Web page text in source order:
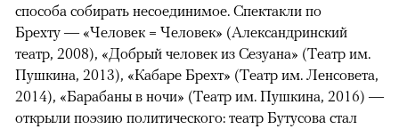
способа собирать несоединимое. Спектакли по
Брехту — «Человек = Человек» (Александринский
театр, 2008), «Добрый человек из Сезуана» (Театр им.
Пушкина, 2013), «Кабаре Брехт» (Театр им. Ленсовета,
2014), «Барабаны в ночи» (Театр им. Пушкина, 2016) —
открыли поэзию политического: театр Бутусова стал